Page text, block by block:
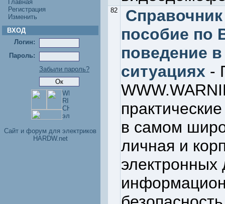
Главная
Регистрация
Изменить
ВХОД
Логин:
Пароль:
Забыли пароль?
Cайт и форум для электриков
HARDW.net
82
пособие
поведение
ситуациях -
в самом
личная и
электронных